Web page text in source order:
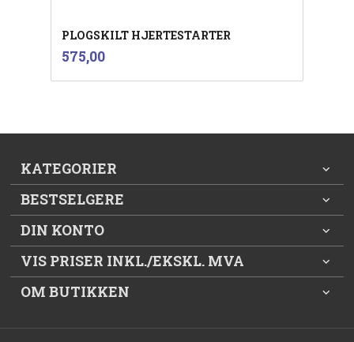
PLOGSKILT HJERTESTARTER
Pris
575,00mva.
KATEGORIER
BESTSELGERE
DIN KONTO
VIS PRISER INKL./EKSKL. MVA
OM BUTIKKEN